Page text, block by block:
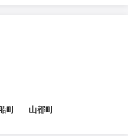
町 山都町